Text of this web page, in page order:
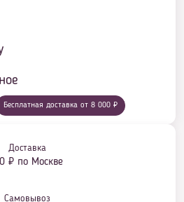
Бесплатная доставка от 8 000 ₽
Доставка
₽ по Москве
Самовывоз